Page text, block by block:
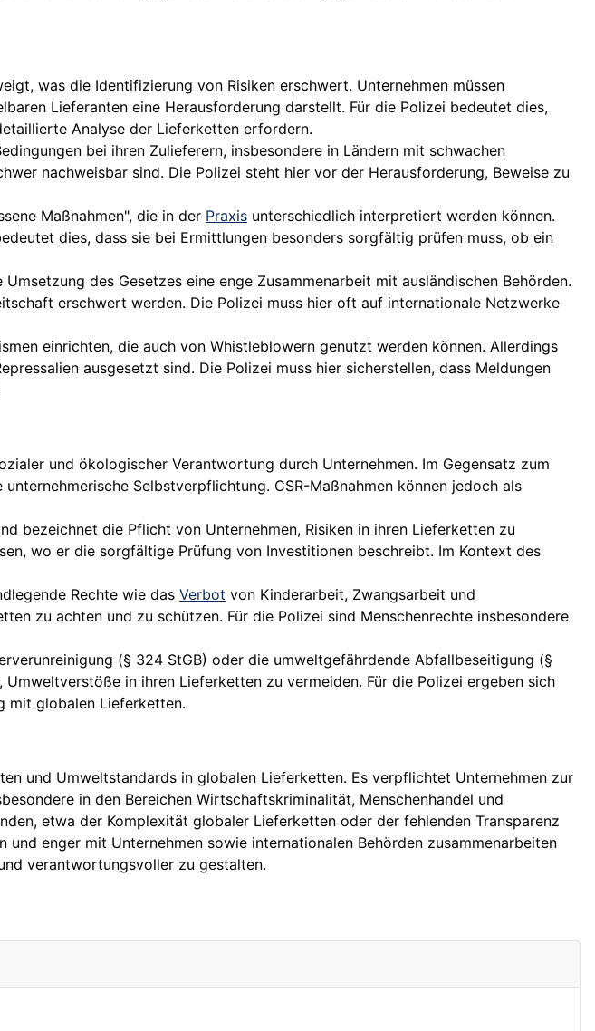
was die Identifizierung von Risiken erschwert. Unternehmen müssen
Lieferanten eine Herausforderung darstellt. Für die Polizei bedeutet dies,
Analyse der Lieferketten erfordern.
bei ihren Zulieferern, insbesondere in Ländern mit schwachen
nachweisbar sind. Die Polizei steht hier vor der Herausforderung, Beweise zu
Maßnahmen", die in der Praxis unterschiedlich interpretiert werden können.
dies, dass sie bei Ermittlungen besonders sorgfältig prüfen muss, ob ein
des Gesetzes eine enge Zusammenarbeit mit ausländischen Behörden.
erschwert werden. Die Polizei muss hier oft auf internationale Netzwerke
einrichten, die auch von Whistleblowern genutzt werden können. Allerdings
ausgesetzt sind. Die Polizei muss hier sicherstellen, dass Meldungen
und ökologischer Verantwortung durch Unternehmen. Im Gegensatz zum
Selbstverpflichtung. CSR-Maßnahmen können jedoch als
bezeichnet die Pflicht von Unternehmen, Risiken in ihren Lieferketten zu
wo er die sorgfältige Prüfung von Investitionen beschreibt. Im Kontext des
Rechte wie das Verbot von Kinderarbeit, Zwangsarbeit und
zu achten und zu schützen. Für die Polizei sind Menschenrechte insbesondere
(§ 324 StGB) oder die umweltgefährdende Abfallbeseitigung (§
in ihren Lieferketten zu vermeiden. Für die Polizei ergeben sich
mit globalen Lieferketten.
und Umweltstandards in globalen Lieferketten. Es verpflichtet Unternehmen zur
in den Bereichen Wirtschaftskriminalität, Menschenhandel und
etwa der Komplexität globaler Lieferketten oder der fehlenden Transparenz
enger mit Unternehmen sowie internationalen Behörden zusammenarbeiten
verantwortungsvoller zu gestalten.